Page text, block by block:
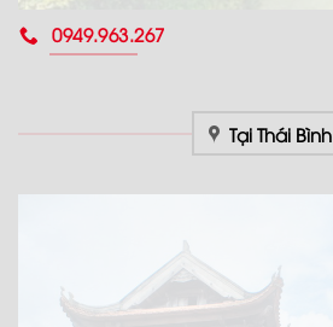
0949.963.267
Tại Thái Bình